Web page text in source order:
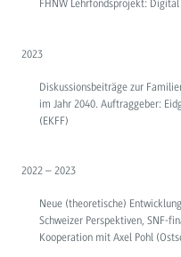
FHNW Lehrfondsprojekt:
2023
Diskussionsbeiträge zur
im Jahr 2040. Auftraggeber:
(EKFF)
2022 – 2023
Neue (theoretische)
Schweizer Perspektiven, SNF-
Kooperation mit Axel Pohl